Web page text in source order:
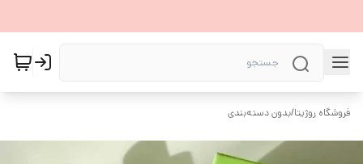
فروشگاه روژیتا/بدون دسته‌بندی